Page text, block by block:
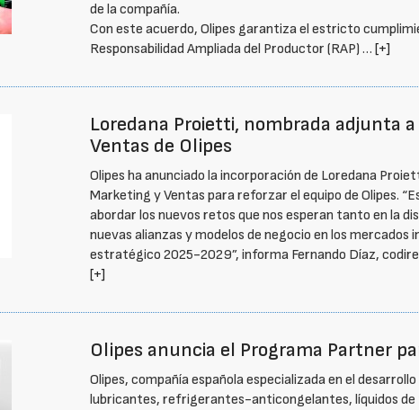
de la compañía.
Con este acuerdo, Olipes garantiza el estricto
Responsabilidad Ampliada del Productor (RAP) …[+]
Loredana Proietti, nombrada adjunta
Ventas de Olipes
Olipes ha anunciado la incorporación de Loredana
Marketing y Ventas para reforzar el equipo de Olipes.
abordar los nuevos retos que nos esperan tanto en la
nuevas alianzas y modelos de negocio en los
estratégico 2025-2029”, informa Fernando Díaz,
[+]
Olipes anuncia el Programa Partner
Olipes, compañía española especializada en el
lubricantes, refrigerantes-anticongelantes, líquidos